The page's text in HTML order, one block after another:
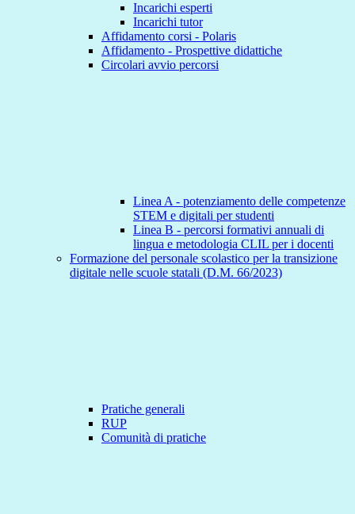
Incarichi esperti
Incarichi tutor
Affidamento corsi - Polaris
Affidamento - Prospettive didattiche
Circolari avvio percorsi
Linea A - potenziamento delle competenze
STEM e digitali per studenti
Linea B - percorsi formativi annuali di
lingua e metodologia CLIL per i docenti
Formazione del personale scolastico per la transizione
digitale nelle scuole statali (D.M. 66/2023)
Pratiche generali
RUP
Comunità di pratiche